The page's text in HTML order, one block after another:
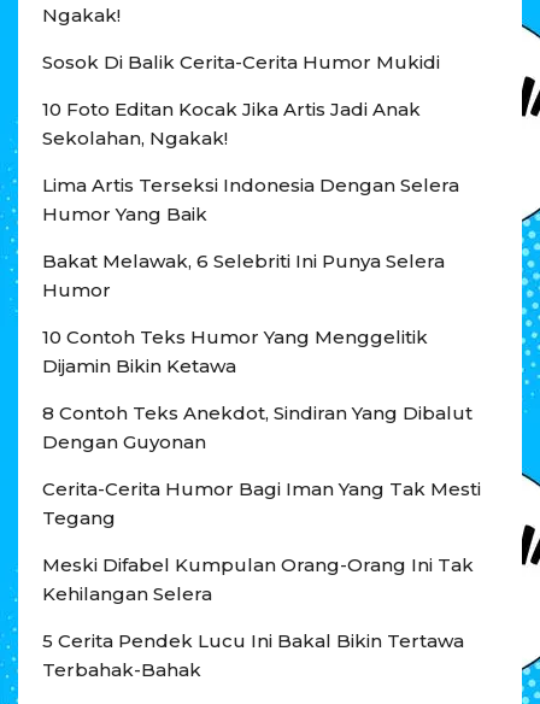
Ngakak!
Sosok Di Balik Cerita-Cerita Humor Mukidi
10 Foto Editan Kocak Jika Artis Jadi Anak
Sekolahan, Ngakak!
Lima Artis Terseksi Indonesia Dengan Selera
Humor Yang Baik
Bakat Melawak, 6 Selebriti Ini Punya Selera
Humor
10 Contoh Teks Humor Yang Menggelitik
Dijamin Bikin Ketawa
8 Contoh Teks Anekdot, Sindiran Yang Dibalut
Dengan Guyonan
Cerita-Cerita Humor Bagi Iman Yang Tak Mesti
Tegang
Meski Difabel Kumpulan Orang-Orang Ini Tak
Kehilangan Selera
5 Cerita Pendek Lucu Ini Bakal Bikin Tertawa
Terbahak-Bahak